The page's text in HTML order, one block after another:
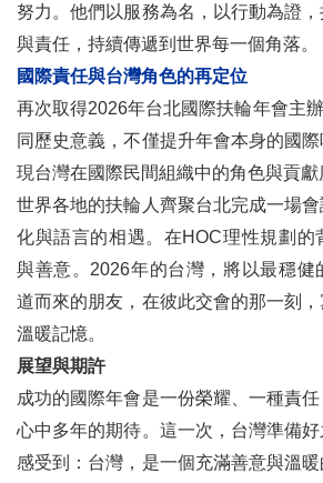
努力。他們以服務為名，以行動為證
與責任，持續傳遞到世界每一個角落。
國際責任與台灣角色的再定位
再次取得2026年台北國際扶輪年會主
同歷史意義，不僅提升年會本身的國
現台灣在國際民間組織中的角色與貢獻
世界各地的扶輪人齊聚台北完成一場
化與語言的相遇。在HOC理性規劃的
與善意。2026年的台灣，將以最穩健
道而來的朋友，在彼此交會的那一刻
溫暖記憶。
展望與期許
成功的國際年會是一份榮耀、一種責
心中多年的期待。這一次，台灣準備
感受到：台灣，是一個充滿善意與溫